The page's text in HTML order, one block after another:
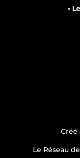
•
Créé
Le Réseau